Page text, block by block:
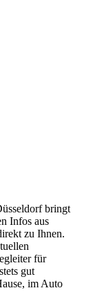
bringt
Infos aus
zu Ihnen.
für
gut
im Auto